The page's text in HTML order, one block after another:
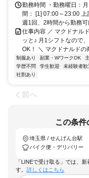
台 [東武伊勢崎線] 大袋 [
武伊勢崎線] 北越谷 [東武
勤務時間 ・勤務曜日：
間： [1] 07:00～23:00 上
週1回、2時間から勤務可
仕事内容 ／ マクドナル
ッと♪ 月1シフトなので
OK！ ＼ マクドナルドの
制服あり 副業・WワークOK
学歴不問
学生歓迎 未経験者歓
社割あり
前へ
この条
埼玉県 / せんげん台駅
バイク便・デリバリー
「LINEで受け取る」では、
す。 詳しくはこちら